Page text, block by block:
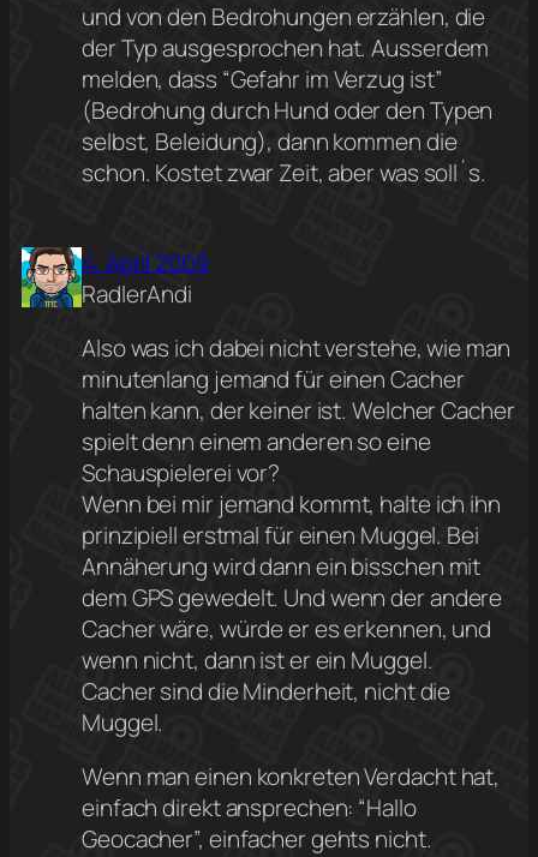
und von den Bedrohungen erzählen, die
der Typ ausgesprochen hat. Ausserdem
melden, dass “Gefahr im Verzug ist”
(Bedrohung durch Hund oder den Typen
selbst, Beleidung), dann kommen die
schon. Kostet zwar Zeit, aber was soll´s.
4. April 2009
RadlerAndi
Also was ich dabei nicht verstehe, wie man
minutenlang jemand für einen Cacher
halten kann, der keiner ist. Welcher Cacher
spielt denn einem anderen so eine
Schauspielerei vor?
Wenn bei mir jemand kommt, halte ich ihn
prinzipiell erstmal für einen Muggel. Bei
Annäherung wird dann ein bisschen mit
dem GPS gewedelt. Und wenn der andere
Cacher wäre, würde er es erkennen, und
wenn nicht, dann ist er ein Muggel.
Cacher sind die Minderheit, nicht die
Muggel.
Wenn man einen konkreten Verdacht hat,
einfach direkt ansprechen: “Hallo
Geocacher”, einfacher gehts nicht.